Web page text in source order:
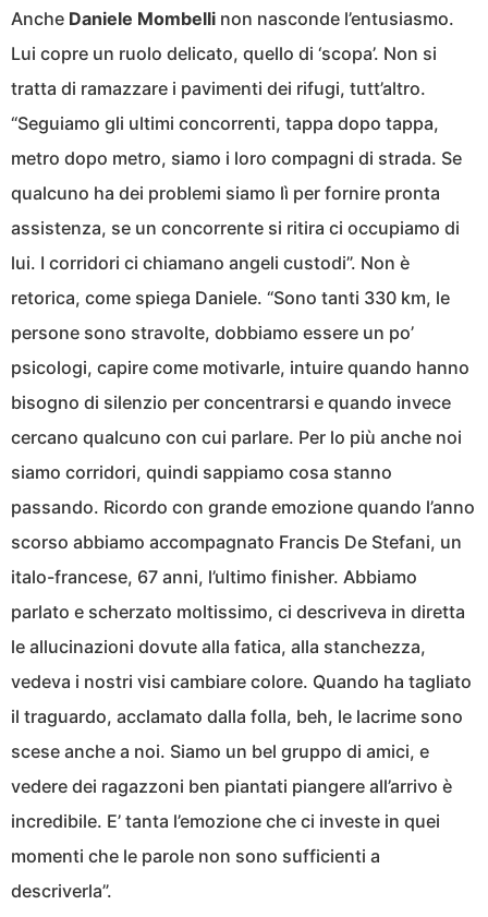
Anche Daniele Mombelli non nasconde l’entusiasmo.
Lui copre un ruolo delicato, quello di ‘scopa’. Non si
tratta di ramazzare i pavimenti dei rifugi, tutt’altro.
“Seguiamo gli ultimi concorrenti, tappa dopo tappa,
metro dopo metro, siamo i loro compagni di strada. Se
qualcuno ha dei problemi siamo lì per fornire pronta
assistenza, se un concorrente si ritira ci occupiamo di
lui. I corridori ci chiamano angeli custodi”. Non è
retorica, come spiega Daniele. “Sono tanti 330 km, le
persone sono stravolte, dobbiamo essere un po’
psicologi, capire come motivarle, intuire quando hanno
bisogno di silenzio per concentrarsi e quando invece
cercano qualcuno con cui parlare. Per lo più anche noi
siamo corridori, quindi sappiamo cosa stanno
passando. Ricordo con grande emozione quando l’anno
scorso abbiamo accompagnato Francis De Stefani, un
italo-francese, 67 anni, l’ultimo finisher. Abbiamo
parlato e scherzato moltissimo, ci descriveva in diretta
le allucinazioni dovute alla fatica, alla stanchezza,
vedeva i nostri visi cambiare colore. Quando ha tagliato
il traguardo, acclamato dalla folla, beh, le lacrime sono
scese anche a noi. Siamo un bel gruppo di amici, e
vedere dei ragazzoni ben piantati piangere all’arrivo è
incredibile. E’ tanta l’emozione che ci investe in quei
momenti che le parole non sono sufficienti a
descriverla”.